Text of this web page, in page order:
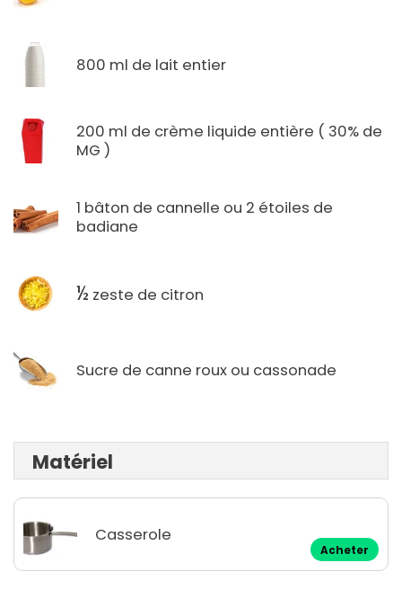
800 ml de lait entier
200 ml de crème liquide entière ( 30% de
MG )
1 bâton de cannelle ou 2 étoiles de
badiane
½ zeste de citron
Sucre de canne roux ou cassonade
Matériel
Casserole
Acheter